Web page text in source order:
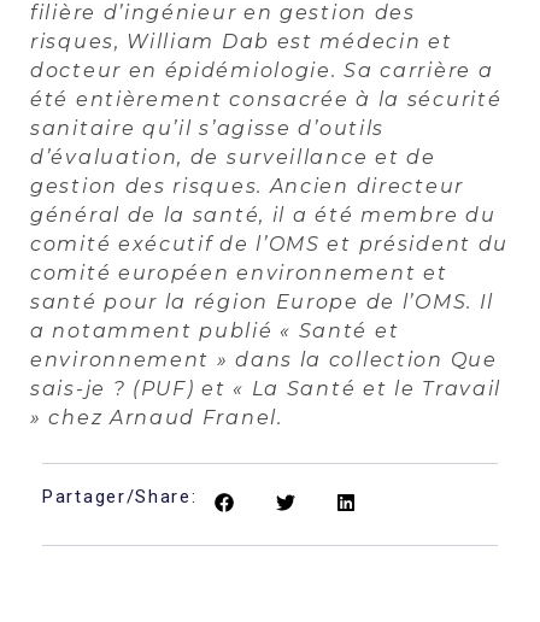
filière d’ingénieur en gestion des
risques, William Dab est médecin et
docteur en épidémiologie. Sa carrière a
été entièrement consacrée à la sécurité
sanitaire qu’il s’agisse d’outils
d’évaluation, de surveillance et de
gestion des risques. Ancien directeur
général de la santé, il a été membre du
comité exécutif de l’OMS et président du
comité européen environnement et
santé pour la région Europe de l’OMS. Il
a notamment publié « Santé et
environnement » dans la collection Que
sais-je ? (PUF) et « La Santé et le Travail
» chez Arnaud Franel.
Partager/Share: